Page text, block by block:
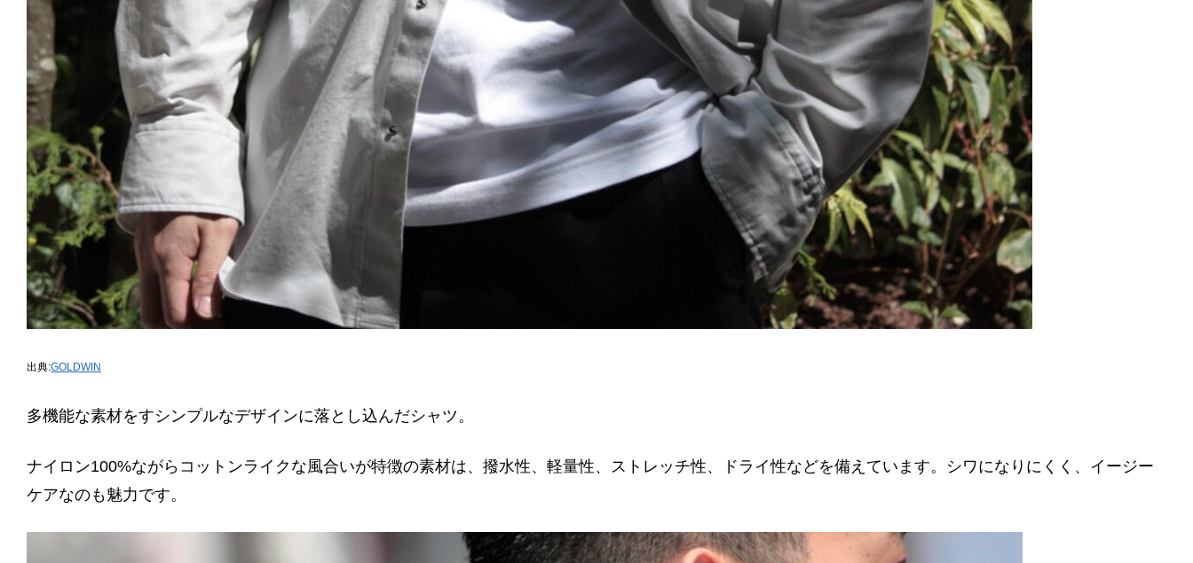
出典:GOLDWIN
多機能な素材をすシンプルなデザインに落とし込んだシャツ。
ナイロン100%ながらコットンライクな風合いが特徴の素材は、撥水性、軽量性、ストレッチ性、ドライ性などを備えています。シワになりにくく、イージー
ケアなのも魅力です。